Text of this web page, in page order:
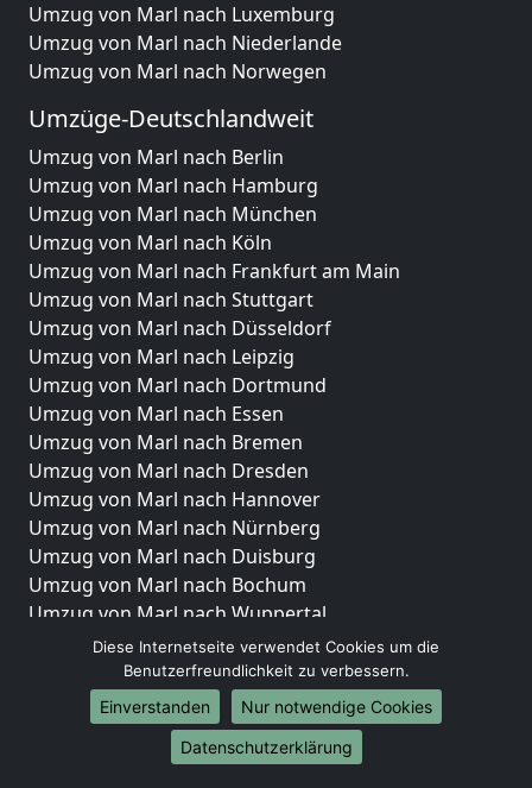
Umzug von Marl nach Luxemburg
Umzug von Marl nach Niederlande
Umzug von Marl nach Norwegen
Umzüge-Deutschlandweit
Umzug von Marl nach Berlin
Umzug von Marl nach Hamburg
Umzug von Marl nach München
Umzug von Marl nach Köln
Umzug von Marl nach Frankfurt am Main
Umzug von Marl nach Stuttgart
Umzug von Marl nach Düsseldorf
Umzug von Marl nach Leipzig
Umzug von Marl nach Dortmund
Umzug von Marl nach Essen
Umzug von Marl nach Bremen
Umzug von Marl nach Dresden
Umzug von Marl nach Hannover
Umzug von Marl nach Nürnberg
Umzug von Marl nach Duisburg
Umzug von Marl nach Bochum
Umzug von Marl nach Wuppertal
Umzug von Marl nach Bielefeld
Umzug von Marl nach Bonn
Umzug von Marl nach Münster
Internationale-Umzüge
Diese Internetseite verwendet Cookies um die
Benutzerfreundlichkeit zu verbessern.
Einverstanden
Nur notwendige Cookies
Datenschutzerklärung